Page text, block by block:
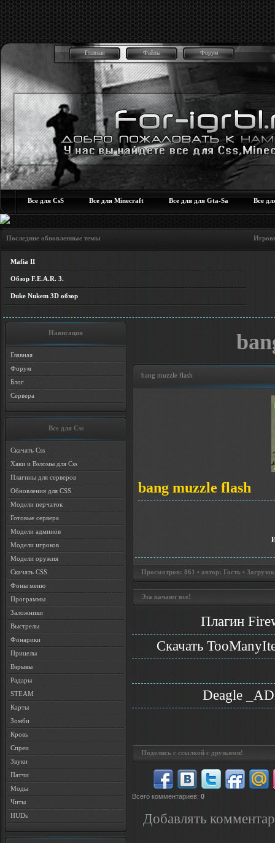
Главная Файлы Форум
Все для CsS Все для Minecraft Все для для Gta-Sa Все
Последние обновленные темы Игровые
Mafia II
Обзор F.E.A.R. 3.
Duke Nukem 3D обзор
Навигация
Главная
Форум
Блог
Сервера
Все для Css
Скачать Css
Хаки и Взломы для Css
Плагины для серверов
Обновления для CSS
Модели перчаток
Готовые сервера
Модели админов
Модели игроков
Модели оружия
Скачать CSS
Фоны меню
Программы
Заложники
Выстрелы
Фонарики
Прицелы
Взрывы
Радары
STEAM
Карты
Зомби
Кровь
Спреи
Звуки
Патчи
Моды
Читы
HUDs
bang muzzle flash
bang muzzle flash
Просмотров: 861 • автор: Гость •
Эта качают все!
Плагин
Скачать
Deagle
Поделись с ссылкой с друзьями!
Всего комментариев: 0
Добавлять